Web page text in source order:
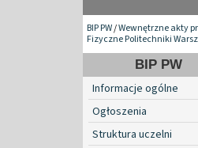
BIP PW/Wewnętrzne akty
Fizyczne Politechniki
BIP PW
Informacje ogólne
Ogłoszenia
Struktura uczelni